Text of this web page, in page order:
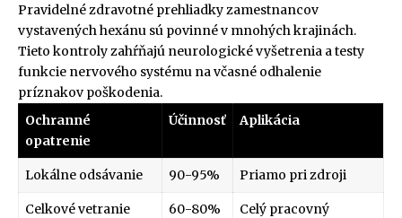
Pravidelné zdravotné prehliadky zamestnancov
vystavených hexánu sú povinné v mnohých krajinách.
Tieto kontroly zahŕňajú neurologické vyšetrenia a testy
funkcie nervového systému na včasné odhalenie
príznakov poškodenia.
Ochranné
opatrenie
Účinnosť Aplikácia
Lokálne odsávanie 90-95% Priamo pri zdroji
Celkové vetranie 60-80%
Celý pracovný